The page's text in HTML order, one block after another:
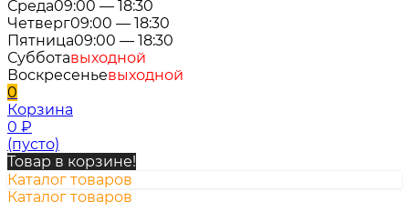
Среда09:00 — 18:30
Четверг09:00 — 18:30
Пятница09:00 — 18:30
Субботавыходной
Воскресеньевыходной
0
Корзина
0 ₽
(пусто)
Товар в корзине!
Каталог товаров
Каталог товаров